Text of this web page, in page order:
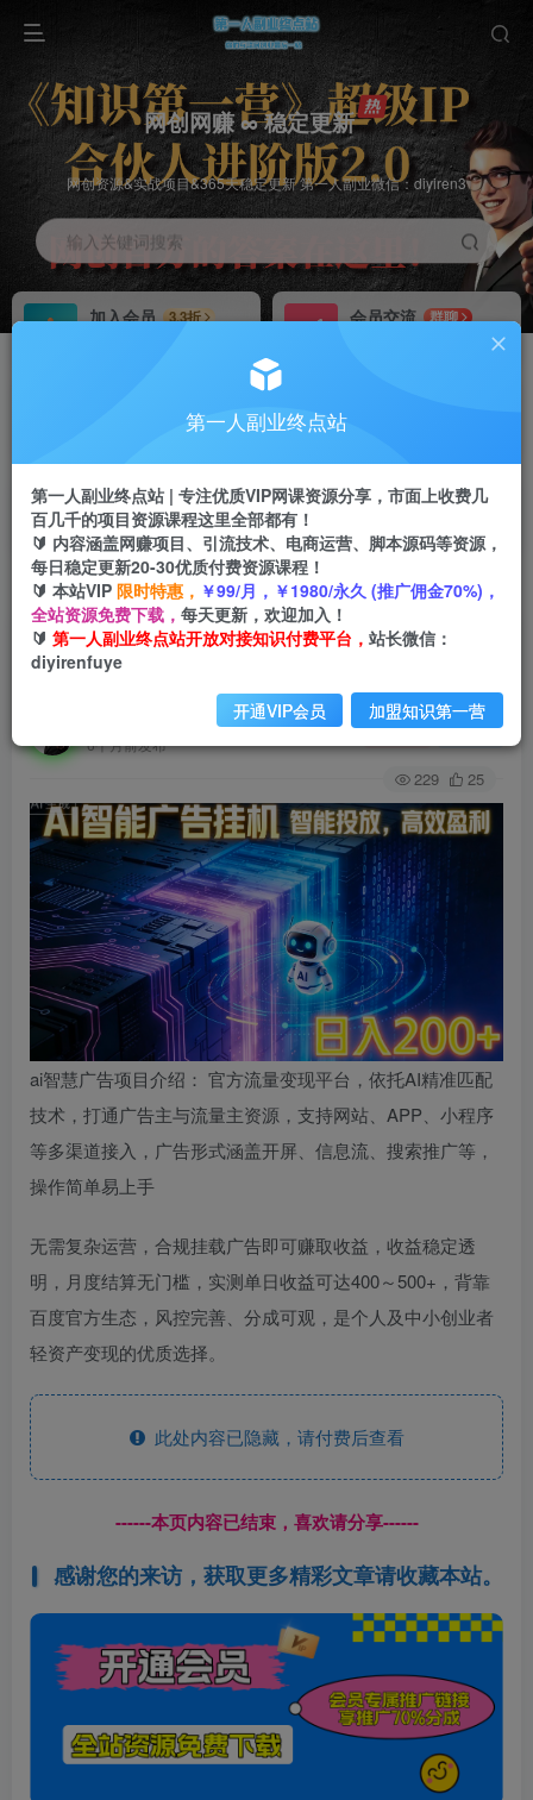
网创网赚 ∞ 稳定更新
网创资源&实战项目&365天稳定更新 第一人副业微信：diyiren3
输入关键词搜索
加入会员
3.3折
会员交流
群聊
推广返佣高达70%
首页 创业课程 会员免费 正文
ai智能广告挂机项目，合规挂载广告即可赚取收
益，单日收益可达400～500+
第一人副业终点站
6个月前发布
关注 私信
229 25
ai智慧广告项目介绍： 官方流量变现平台，依托AI精准匹配
技术，打通广告主与流量主资源，支持网站、APP、小程序
等多渠道接入，广告形式涵盖开屏、信息流、搜索推广等，
操作简单易上手
无需复杂运营，合规挂载广告即可赚取收益，收益稳定透
明，月度结算无门槛，实测单日收益可达400～500+，背靠
百度官方生态，风控完善、分成可观，是个人及中小创业者
轻资产变现的优质选择。
此处内容已隐藏，请付费后查看
------本页内容已结束，喜欢请分享------
感谢您的来访，获取更多精彩文章请收藏本站。
第一人副业终点站
第一人副业终点站 | 专注优质VIP网课资源分享，市面上收费几
百几千的项目资源课程这里全部都有！
🔰 内容涵盖网赚项目、引流技术、电商运营、脚本源码等资源，
每日稳定更新20-30优质付费资源课程！
🔰 本站VIP 限时特惠， ￥99/月，￥1980/永久 (推广佣金70%)，
全站资源免费下载， 每天更新，欢迎加入！
🔰 第一人副业终点站开放对接知识付费平台， 站长微信：
diyirenfuye
开通VIP会员 加盟知识第一营